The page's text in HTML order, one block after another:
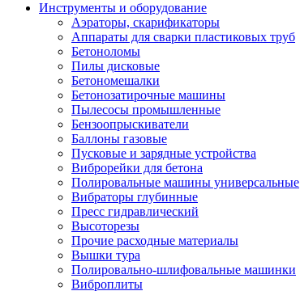
Инструменты и оборудование
Аэраторы, скарификаторы
Аппараты для сварки пластиковых труб
Бетоноломы
Пилы дисковые
Бетономешалки
Бетонозатирочные машины
Пылесосы промышленные
Бензоопрыскиватели
Баллоны газовые
Пусковые и зарядные устройства
Виброрейки для бетона
Полировальные машины универсальные
Вибраторы глубинные
Пресс гидравлический
Высоторезы
Прочие расходные материалы
Вышки тура
Полировально-шлифовальные машинки
Виброплиты